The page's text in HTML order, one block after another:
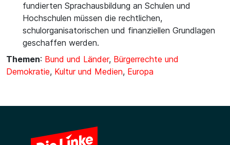
fundierten Sprachausbildung an Schulen und
Hochschulen müssen die rechtlichen,
schulorganisatorischen und finanziellen Grundlagen
geschaffen werden.
Themen: Bund und Länder, Bürgerrechte und
Demokratie, Kultur und Medien, Europa